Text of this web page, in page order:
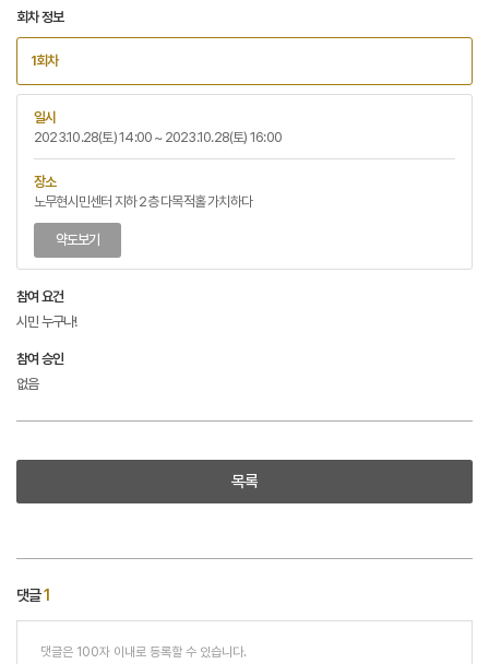
회차 정보
1회차
일시
2023.10.28(토) 14:00 ~ 2023.10.28(토) 16:00
장소
노무현시민센터 지하 2층 다목적홀 가치하다
약도보기
참여 요건
시민 누구나!
참여 승인
없음
목록
댓글1